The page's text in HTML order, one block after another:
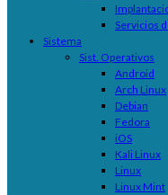
Servicios
Sistema
Sist. Operativos
Android
Arch Linux
Debian
Fedora
iOS
Kali Linux
Linux
Linux Mint